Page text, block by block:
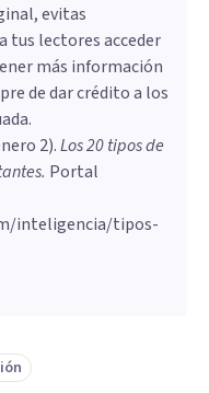
evitas
tus lectores acceder
más información
de dar crédito a los
2).Los 20 tipos de
. Portal
inteligencia/tipos-